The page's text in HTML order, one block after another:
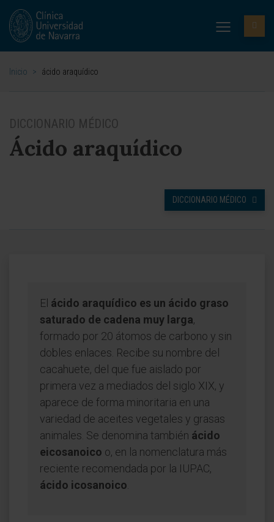
Inicio > ácido araquídico
DICCIONARIO MÉDICO
Ácido araquídico
DICCIONARIO MÉDICO
El ácido araquídico es un ácido graso
saturado de cadena muy larga,
formado por 20 átomos de carbono y sin
dobles enlaces. Recibe su nombre del
cacahuete, del que fue aislado por
primera vez a mediados del siglo XIX, y
aparece de forma minoritaria en una
variedad de aceites vegetales y grasas
animales. Se denomina también ácido
eicosanoico o, en la nomenclatura más
reciente recomendada por la IUPAC,
ácido icosanoico